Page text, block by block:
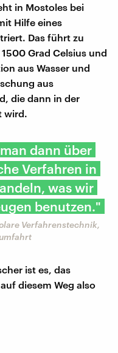
in Mostoles bei
Hilfe eines
Das führt zu
Grad Celsius und
aus Wasser und
aus
die dann in der
wird.
dann über
Verfahren in
was wir
benutzen."
Verfahrenstechnik,
ist es, das
diesem Weg also